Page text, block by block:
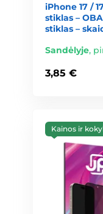
iPhone 17 /
stiklas –
stiklas –
Sandėlyje,
3,85 €
Kainos ir